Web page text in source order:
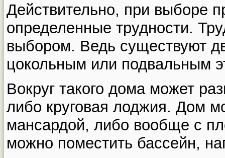
Действительно, при выборе
определенные трудности.
выбором. Ведь существуют
цокольным или подвальным
Вокруг такого дома может
либо круговая лоджия. Дом
мансардой, либо вообще с
можно поместить бассейн,